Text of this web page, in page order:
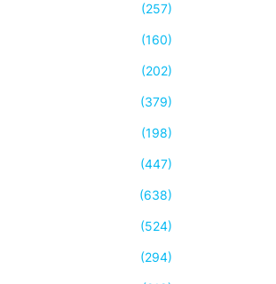
(257)
(160)
(202)
(379)
(198)
(447)
(638)
(524)
(294)